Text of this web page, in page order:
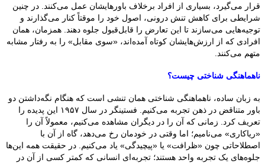
قرار می‌گیرد، بسیاری از افراد برخلاف باورهایشان عمل می‌کنند. در چنین
شرایطی برای کاهش تنش درونی، اصول خود را موقتاً کنار می‌گذارند و
توجیه‌هایی می‌سازند تا این تعارض را قابل‌قبول جلوه دهند. همزمان، همان
افرادی که از ارزش‌هایشان کوتاه آمده‌اند، «سوی مقابل» را به رفتار مشابه
متهم می‌کنند.
ناهماهنگی شناختی چیست؟
به زبان ساده، ناهماهنگی شناختی همان تنشی است که هنگام نگه‌داشتن دو
باور متناقض در ذهن تجربه می‌کنیم. فستینگر در سال ۱۹۵۷ این پدیده را
تعریف کرد. زمانی که آن را در دیگران مشاهده می‌کنیم، معمولاً آن را
«ریاکاری» می‌نامیم؛ اما وقتی در خودمان رخ می‌دهد، گاه از آن با
اصطلاحاتی چون «ظرافت» یا «پیچیدگی» یاد می‌کنیم. در حقیقت همه این‌ها
جلوه‌های یک تجربه واحد هستند؛ تجربه‌ای انسانی که کمتر کسی از آن در